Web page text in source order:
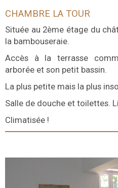
CHAMBRE LA TOUR
Située au 2ème étage du
la bambouseraie.
Accès à la terrasse
arborée et son petit bassin.
La plus petite mais la plus
Salle de douche et toilettes.
Climatisée !